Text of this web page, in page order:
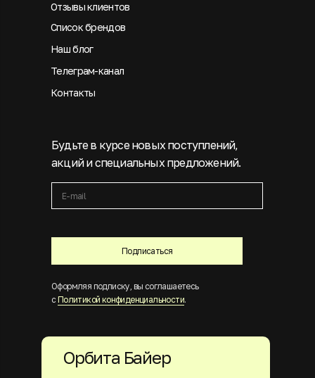
Подписаться
Будьте в курсе новых поступлений,
акций и специальных предложений.
Оформляя подписку, вы соглашаетесь
с Политикой конфиденциальности.
Отзывы клиентов
Список брендов
Наш блог
Телеграм-канал
Контакты
Орбита Байер